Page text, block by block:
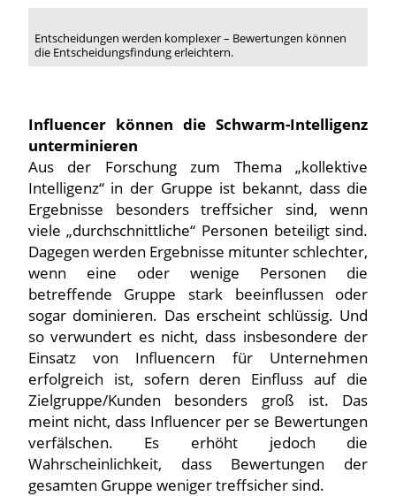
Entscheidungen werden komplexer – Bewertungen können
die Entscheidungsfindung erleichtern.
Influencer können die Schwarm-Intelligenz
unterminieren
Aus der Forschung zum Thema „kollektive
Intelligenz“ in der Gruppe ist bekannt, dass die
Ergebnisse besonders treffsicher sind, wenn
viele „durchschnittliche“ Personen beteiligt sind.
Dagegen werden Ergebnisse mitunter schlechter,
wenn eine oder wenige Personen die
betreffende Gruppe stark beeinflussen oder
sogar dominieren. Das erscheint schlüssig. Und
so verwundert es nicht, dass insbesondere der
Einsatz von Influencern für Unternehmen
erfolgreich ist, sofern deren Einfluss auf die
Zielgruppe/Kunden besonders groß ist. Das
meint nicht, dass Influencer per se Bewertungen
verfälschen. Es erhöht jedoch die
Wahrscheinlichkeit, dass Bewertungen der
gesamten Gruppe weniger treffsicher sind.